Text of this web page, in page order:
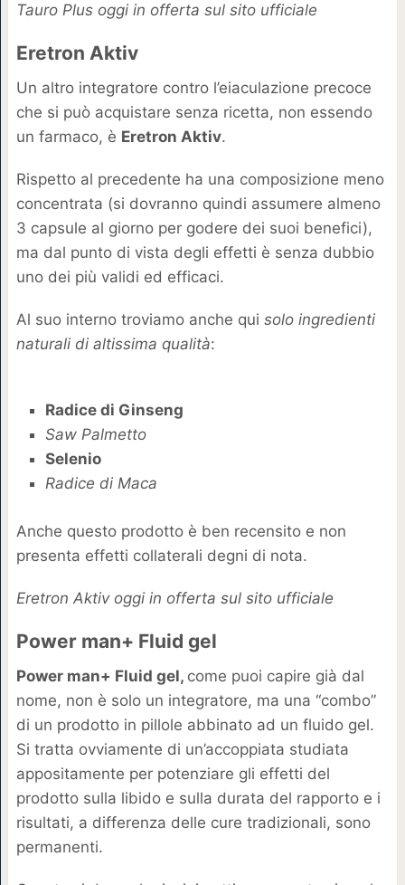
Tauro Plus oggi in offerta sul sito ufficiale
Eretron Aktiv
Un altro integratore contro l’eiaculazione precoce
che si può acquistare senza ricetta, non essendo
un farmaco, è Eretron Aktiv.
Rispetto al precedente ha una composizione meno
concentrata (si dovranno quindi assumere almeno
3 capsule al giorno per godere dei suoi benefici),
ma dal punto di vista degli effetti è senza dubbio
uno dei più validi ed efficaci.
Al suo interno troviamo anche qui solo ingredienti
naturali di altissima qualità:
Radice di Ginseng
Saw Palmetto
Selenio
Radice di Maca
Anche questo prodotto è ben recensito e non
presenta effetti collaterali degni di nota.
Eretron Aktiv oggi in offerta sul sito ufficiale
Power man+ Fluid gel
Power man+ Fluid gel, come puoi capire già dal
nome, non è solo un integratore, ma una “combo”
di un prodotto in pillole abbinato ad un fluido gel.
Si tratta ovviamente di un’accoppiata studiata
appositamente per potenziare gli effetti del
prodotto sulla libido e sulla durata del rapporto e i
risultati, a differenza delle cure tradizionali, sono
permanenti.